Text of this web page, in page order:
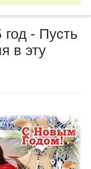
- Пусть
в эту